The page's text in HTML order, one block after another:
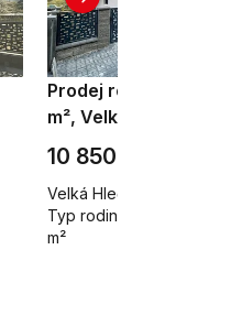
Prodej rodinného
m², Velká Hleďsebe -
Klimentov
10 850 000 Kč
Velká Hleďsebe -
Typ rodinné domy •
m²